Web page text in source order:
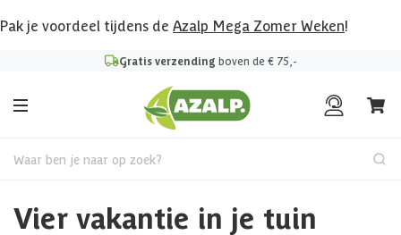
Pak je voordeel tijdens de Azalp Mega Zomer Weken!
Gratis verzending boven de € 75,-
Waar ben je naar op zoek?
Vier vakantie in je tuin